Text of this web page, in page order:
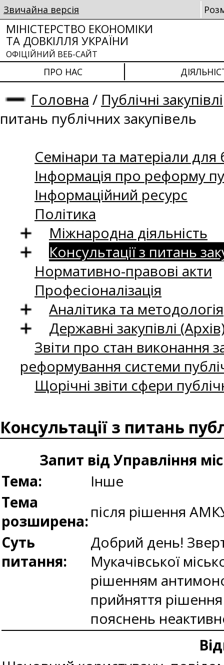
Звичайна версія
МІНІСТЕРСТВО ЕКОНОМІКИ
ТА ДОВКІЛЛЯ УКРАЇНИ
ОФІЦІЙНИЙ ВЕБ-САЙТ
ПРО НАС
Головна / Публічні закупівлі
питань публічних закупівель
Семінари та матеріали для
Інформація про реформу
Інформаційний ресурс
Політика
Міжнародна діяльність
Консультації з питань
Нормативно-правові акти
Професіоналізація
Аналітика та методологія
Державні закупівлі
Звіти про стан виконання
реформування системи
Щорічні звіти сфери
Консультації з питань
Запит від Управління
Тема:
Інше
Тема
розширена:після рішення
Суть
питання:
Добрий день!
Мукачівської
рішенням
прийняття
пояснень